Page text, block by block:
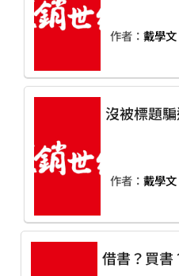
作者： 戴學文
作者： 戴學文